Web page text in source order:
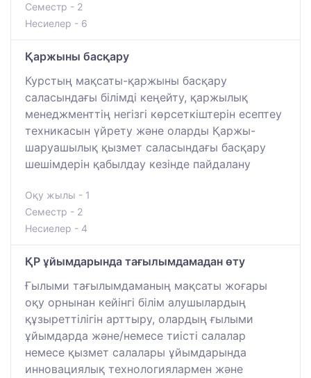
Семестр - 2
Несиелер - 6
Қаржыны басқару
Курстың мақсаты-қаржыны басқару
саласындағы білімді кеңейту, қаржылық
менеджменттің негізгі көрсеткіштерін есептеу
техникасын үйрету және оларды Қаржы-
шаруашылық қызмет саласындағы басқару
шешімдерін қабылдау кезінде пайдалану
Оқу жылы - 1
Семестр - 2
Несиелер - 4
ҚР ұйымдарында тағылымдамадан өту
Ғылыми тағылымдаманың мақсаты жоғары
оқу орнынан кейінгі білім алушылардың
құзыреттілігін арттыру, олардың ғылыми
ұйымдарда және/немесе тиісті салалар
немесе қызмет салалары ұйымдарында
инновациялық технологиялармен және